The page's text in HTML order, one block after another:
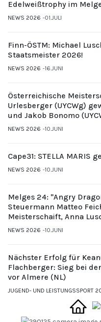
Edelweißtrophy im
NEWS 2026 01.JULI
Finn-ÖSTM: Michael
Staatsmeister 2026!
NEWS 2026 16.JUNI
Österreichische
Urlesberger (UYCWg)
und Jakob Bonomo
Gubi (UYCMo)
NEWS 2026 10.JUNI
Cape31: STELLA MARIS
NEWS 2026 10.JUNI
Melges 24: "Angry
Steuermann Matteo
Meisterschaift, Anna
NEWS 2026 10.JUNI
Nächster Erfolg für
Flachberger: Sieg bei
vor Almere (NL)
JUGEND- UND LEISTUNGSSPORT